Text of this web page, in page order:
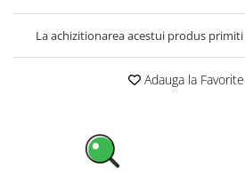
La achizitionarea acestui produs primiti
Adauga la Favorite